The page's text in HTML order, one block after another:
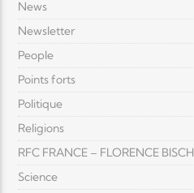
News
Newsletter
People
Points forts
Politique
Religions
RFC FRANCE – FLORENCE BISCH
Science